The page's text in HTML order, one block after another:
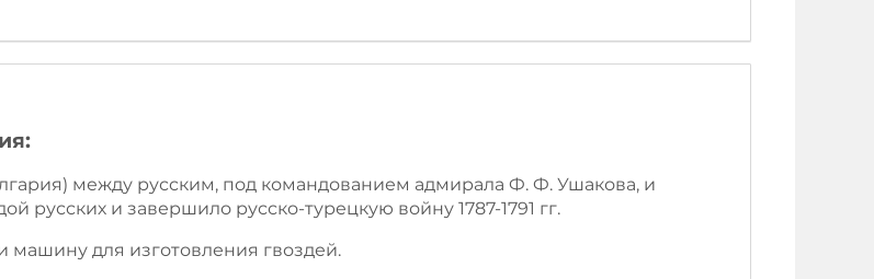
между русским, под командованием адмирала Ф. Ф. Ушакова, и
русских и завершило русско-турецкую войну 1787-1791 гг.
машину для изготовления гвоздей.